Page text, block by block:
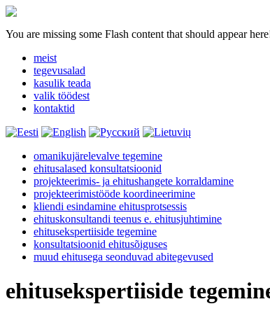
You are missing some Flash content that should appear
meist
tegevusalad
kasulik teada
valik töödest
kontaktid
omanikujärelevalve tegemine
ehitusalased konsultatsioonid
projekteerimis- ja ehitushangete korraldamine
projekteerimistööde koordineerimine
kliendi esindamine ehitusprotsessis
ehituskonsultandi teenus e. ehitusjuhtimine
ehitusekspertiiside tegemine
konsultatsioonid ehitusõiguses
muud ehitusega seonduvad abitegevused
ehitusekspertiiside